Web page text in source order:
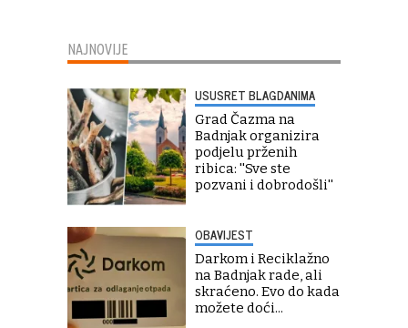
NAJNOVIJE
USUSRET BLAGDANIMA
Grad Čazma na
Badnjak organizira
podjelu prženih
ribica: ''Sve ste
pozvani i dobrodošli''
OBAVIJEST
Darkom i Reciklažno
na Badnjak rade, ali
skraćeno. Evo do kada
možete doći...